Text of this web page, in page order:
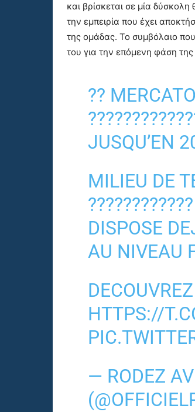
και βρίσκεται σε μία
την εμπειρία που έχει
της ομάδας. Το συμβόλαιο
του για την επόμενη φάση
??
JUSQU’EN
MILIEU DE
DISPOSE
AU NIVEAU
HTTPS://
— RODEZ